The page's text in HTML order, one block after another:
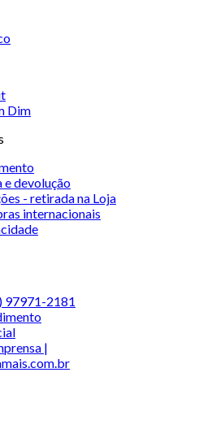
Dim
devolução
- retirada na Loja
internacionais
97971-2181
|